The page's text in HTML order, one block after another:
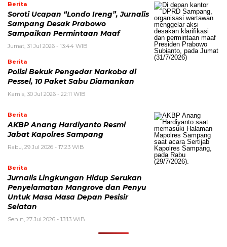
Berita
Soroti Ucapan “Londo Ireng”, Jurnalis
Sampang Desak Prabowo
Sampaikan Permintaan Maaf
Jumat, 31 Jul 2026 - 13:44 WIB
Berita
Polisi Bekuk Pengedar Narkoba di
Pessel, 10 Paket Sabu Diamankan
Kamis, 30 Jul 2026 - 22:11 WIB
Berita
AKBP Anang Hardiyanto Resmi
Jabat Kapolres Sampang
Rabu, 29 Jul 2026 - 17:23 WIB
Berita
Jurnalis Lingkungan Hidup Serukan
Penyelamatan Mangrove dan Penyu
Untuk Masa Masa Depan Pesisir
Selatan
Senin, 27 Jul 2026 - 13:13 WIB